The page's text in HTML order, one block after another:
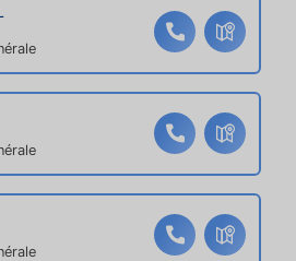
n
ar
ki
Q
UI
E
-
C
LI
M
A
TI